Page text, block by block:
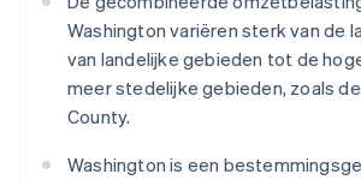
Washington variëren sterk van de
van landelijke gebieden tot de
meer stedelijke gebieden, zoals
County.
Washington is een